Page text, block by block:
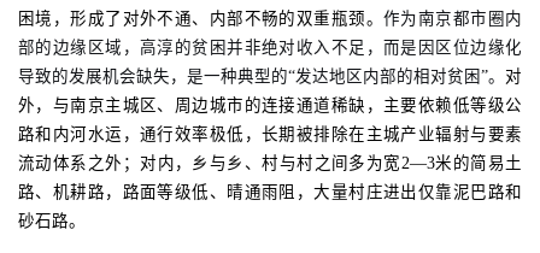
困境，形成了对外不通、内部不畅的双重瓶颈。 作为南京都市圈内
部的边缘区域，高淳的贫困并非绝对收入不足，而是因区位边缘化
导致的发展机会缺失，是一种典型的“发达地区内部的相对贫困”。 对
外，与南京主城区、周边城市的连接通道稀缺，主要依赖低等级公
路和内河水运，通行效率极低，长期被排除在主城产业辐射与要素
流动体系之外；对内，乡与乡、村与村之间多为宽 2—3米的简易土
路、机耕路，路面等级低、晴通雨阻，大量村庄进出仅靠泥巴路和
砂石路。